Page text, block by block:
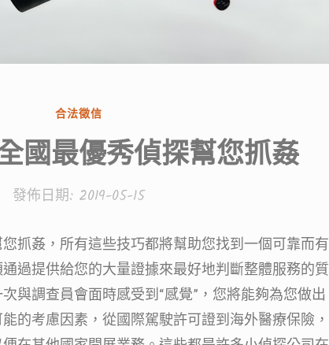
分
合法徵信
國最優秀偵探幫您抓姦
發佈日期: 2019-05-15
抓姦，所有這些技巧都將幫助您找到一個可靠而有
過提供給您的大量證據來最好地判斷整體服務的質
與調查員會面​​時感受到“感覺”，您將能夠為您做出
的考慮因素，從國際駕駛許可證到海外醫療保險，